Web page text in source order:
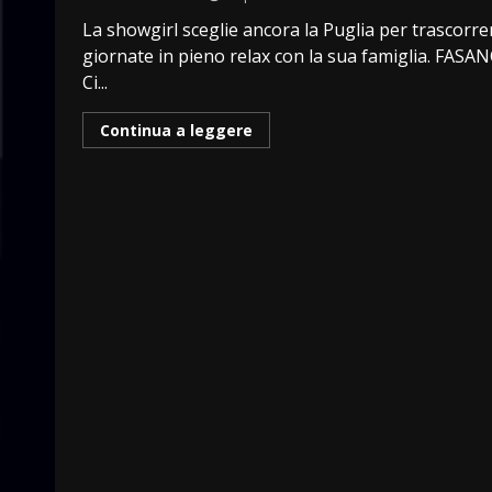
La showgirl sceglie ancora la Puglia per
giornate in pieno relax con la sua famiglia.
Ci...
Continua a leggere